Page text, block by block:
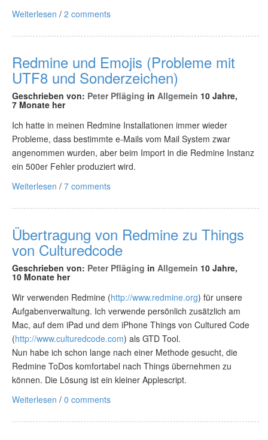
Weiterlesen / 2 comments
Redmine und Emojis (Probleme mit
UTF8 und Sonderzeichen)
Geschrieben von: Peter Pfläging in Allgemein 10 Jahre,
7 Monate her
Ich hatte in meinen Redmine Installationen immer wieder
Probleme, dass bestimmte e-Mails vom Mail System zwar
angenommen wurden, aber beim Import in die Redmine Instanz
ein 500er Fehler produziert wird.
Weiterlesen / 7 comments
Übertragung von Redmine zu Things
von Culturedcode
Geschrieben von: Peter Pfläging in Allgemein 10 Jahre,
10 Monate her
Wir verwenden Redmine (http://www.redmine.org) für unsere
Aufgabenverwaltung. Ich verwende persönlich zusätzlich am
Mac, auf dem iPad und dem iPhone Things von Cultured Code
(http://www.culturedcode.com) als GTD Tool.
Nun habe ich schon lange nach einer Methode gesucht, die
Redmine ToDos komfortabel nach Things übernehmen zu
können. Die Lösung ist ein kleiner Applescript.
Weiterlesen / 0 comments